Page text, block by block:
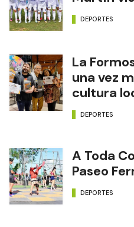
DEPORTES
La
una vez
cultura
DEPORTES
A Toda
Paseo
DEPORTES